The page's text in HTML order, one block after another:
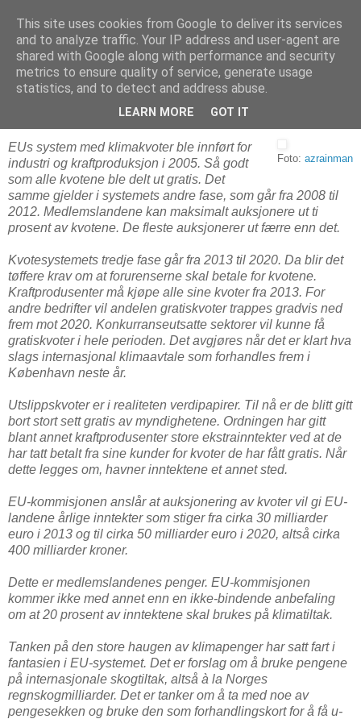
Arkitektur & Miljøteknologi
22 juli 2008
Store penger i klimakvoter
Foto: azrainman
EUs system med klimakvoter ble innført for
industri og kraftproduksjon i 2005. Så godt
som alle kvotene ble delt ut gratis. Det
samme gjelder i systemets andre fase, som går fra 2008 til
2012. Medlemslandene kan maksimalt auksjonere ut ti
prosent av kvotene. De fleste auksjonerer ut færre enn det.
Kvotesystemets tredje fase går fra 2013 til 2020. Da blir det
tøffere krav om at forurenserne skal betale for kvotene.
Kraftprodusenter må kjøpe alle sine kvoter fra 2013. For
andre bedrifter vil andelen gratiskvoter trappes gradvis ned
frem mot 2020. Konkurranseutsatte sektorer vil kunne få
gratiskvoter i hele perioden. Det avgjøres når det er klart hva
slags internasjonal klimaavtale som forhandles frem i
København neste år.
Utslippskvoter er i realiteten verdipapirer. Til nå er de blitt gitt
bort stort sett gratis av myndighetene. Ordningen har gitt
blant annet kraftprodusenter store ekstrainntekter ved at de
har tatt betalt fra sine kunder for kvoter de har fått gratis. Når
dette legges om, havner inntektene et annet sted.
EU-kommisjonen anslår at auksjonering av kvoter vil gi EU-
landene årlige inntekter som stiger fra cirka 30 milliarder
euro i 2013 og til cirka 50 milliarder euro i 2020, altså cirka
400 milliarder kroner.
Dette er medlemslandenes penger. EU-kommisjonen
kommer ikke med annet enn en ikke-bindende anbefaling
om at 20 prosent av inntektene skal brukes på klimatiltak.
Tanken på den store haugen av klimapenger har satt fart i
fantasien i EU-systemet. Det er forslag om å bruke pengene
på internasjonale skogtiltak, altså à la Norges
regnskogmilliarder. Det er tanker om å ta med noe av
pengesekken og bruke den som forhandlingskort for å få u-
This site uses cookies from Google to deliver its services
and to analyze traffic. Your IP address and user-agent are
shared with Google along with performance and security
metrics to ensure quality of service, generate usage
statistics, and to detect and address abuse.
LEARN MORE GOT IT